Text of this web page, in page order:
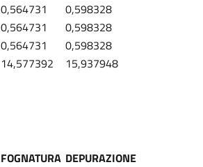
0,564731
0,598328
0,564731
0,598328
0,564731
0,598328
14,577392
15,937948
FOGNATURA DEPURAZIONE